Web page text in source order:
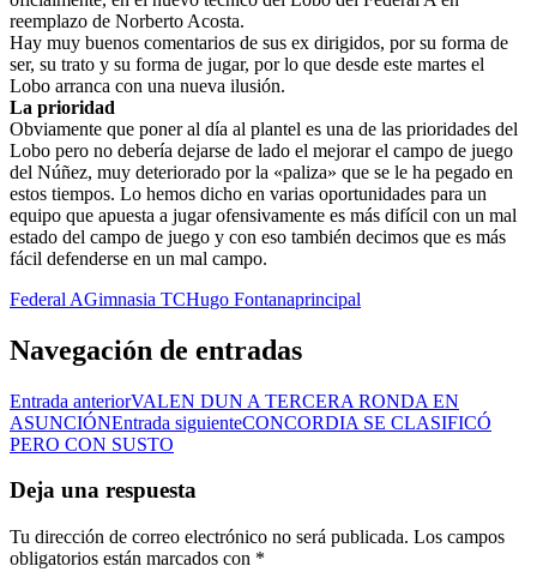
reemplazo de Norberto Acosta.
Hay muy buenos comentarios de sus ex dirigidos, por su forma de
ser, su trato y su forma de jugar, por lo que desde este martes el
Lobo arranca con una nueva ilusión.
La prioridad
Obviamente que poner al día al plantel es una de las prioridades del
Lobo pero no debería dejarse de lado el mejorar el campo de juego
del Núñez, muy deteriorado por la «paliza» que se le ha pegado en
estos tiempos. Lo hemos dicho en varias oportunidades para un
equipo que apuesta a jugar ofensivamente es más difícil con un mal
estado del campo de juego y con eso también decimos que es más
fácil defenderse en un mal campo.
Federal AGimnasia TCHugo Fontanaprincipal
Navegación de entradas
Entrada anteriorVALEN DUN A TERCERA RONDA EN
ASUNCIÓNEntrada siguienteCONCORDIA SE CLASIFICÓ
PERO CON SUSTO
Deja una respuesta
Tu dirección de correo electrónico no será publicada. Los campos
obligatorios están marcados con *